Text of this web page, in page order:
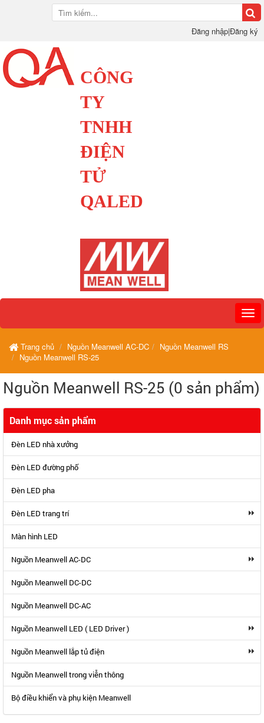
Đăng nhập|Đăng ký
CÔNG
TY
TNHH
ĐIỆN
TỬ
QALED
Trang chủ Nguồn Meanwell AC-DC
Nguồn Meanwell RS
Nguồn Meanwell RS-25
Nguồn Meanwell RS-25 (0 sản phẩm)
Danh mục sản phẩm
Đèn LED nhà xưởng
Đèn LED đường phố
Đèn LED pha
Đèn LED trang trí
Màn hình LED
Nguồn Meanwell AC-DC
Nguồn Meanwell DC-DC
Nguồn Meanwell DC-AC
Nguồn Meanwell LED ( LED Driver )
Nguồn Meanwell lắp tủ điện
Nguồn Meanwell trong viễn thông
Bộ điều khiển và phụ kiện Meanwell